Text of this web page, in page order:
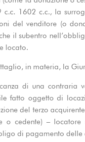
c.c. 1602 c.c., la
del venditore (o
il subentro
locato.
in materia, la
di una contraria
fatto oggetto di
del terzo
o cedente) – locatore
di pagamento